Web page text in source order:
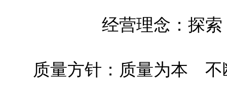
经营理念：探
质量方针：质量为本